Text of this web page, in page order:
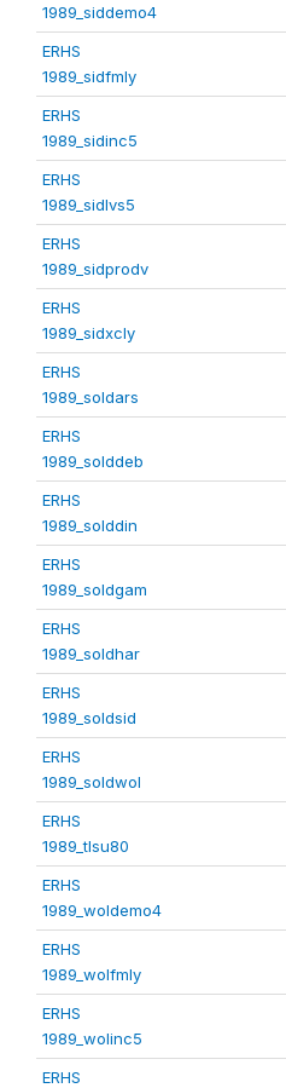
1989_siddemo4
ERHS
1989_sidfmly
ERHS
1989_sidinc5
ERHS
1989_sidlvs5
ERHS
1989_sidprodv
ERHS
1989_sidxcly
ERHS
1989_soldars
ERHS
1989_solddeb
ERHS
1989_solddin
ERHS
1989_soldgam
ERHS
1989_soldhar
ERHS
1989_soldsid
ERHS
1989_soldwol
ERHS
1989_tlsu80
ERHS
1989_woldemo4
ERHS
1989_wolfmly
ERHS
1989_wolinc5
ERHS